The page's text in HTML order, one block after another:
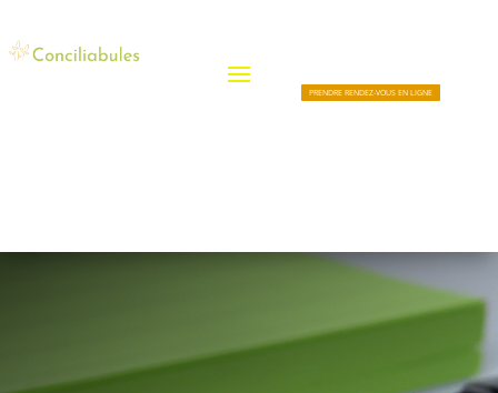
PRENDRE RENDEZ-VOUS EN LIGNE